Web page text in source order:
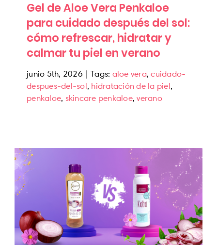
Gel de Aloe Vera Penkaloe
para cuidado después del sol:
cómo refrescar, hidratar y
calmar tu piel en verano
junio 5th, 2026 Tags: aloe vera,cuidado-
despues-del-sol, hidratación de la piel,
penkaloe, skincare penkaloe,verano
Shampoo de Cebolla: Kaba o Anyeluz,
¿Cuál es el ideal para tu cabello?
Cuidado Capilar